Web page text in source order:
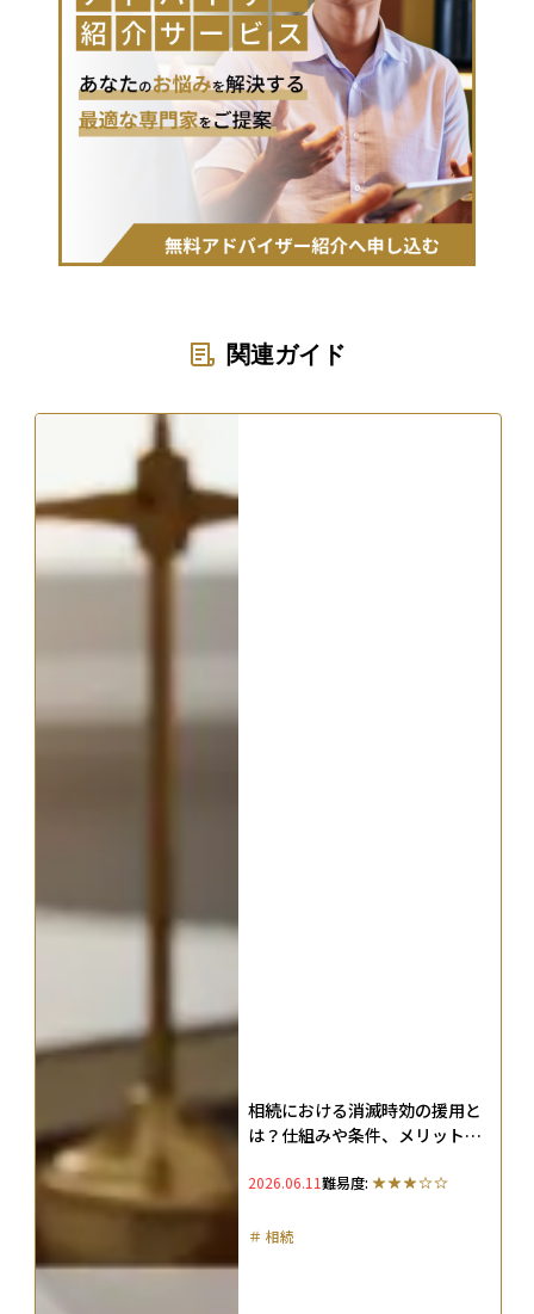
関連ガイド
相続における消滅時効の援用と
は？仕組みや条件、メリット・
2026.06.11難易度:
＃ 相続